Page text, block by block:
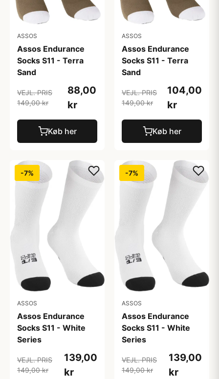
ASSOS
Assos Endurance
Socks S11 - Terra
Sand
VEJL. PRIS
149,00 kr
88,00
kr
Køb her
ASSOS
Assos Endurance
Socks S11 - Terra
Sand
VEJL. PRIS
149,00 kr
104,00
kr
Køb her
-7%
ASSOS
Assos Endurance
Socks S11 - White
Series
VEJL. PRIS
149,00 kr
139,00
kr
-7%
ASSOS
Assos Endurance
Socks S11 - White
Series
VEJL. PRIS
149,00 kr
139,00
kr